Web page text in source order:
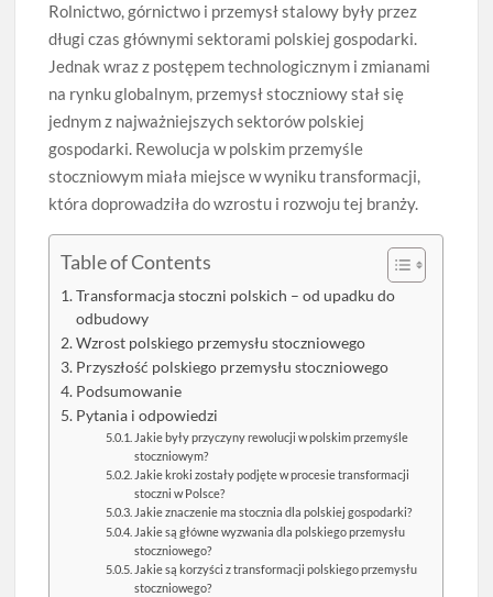
Rolnictwo, górnictwo i przemysł stalowy były przez
długi czas głównymi sektorami polskiej gospodarki.
Jednak wraz z postępem technologicznym i zmianami
na rynku globalnym, przemysł stoczniowy stał się
jednym z najważniejszych sektorów polskiej
gospodarki. Rewolucja w polskim przemyśle
stoczniowym miała miejsce w wyniku transformacji,
która doprowadziła do wzrostu i rozwoju tej branży.
Table of Contents
Transformacja stoczni polskich – od upadku do
odbudowy
Wzrost polskiego przemysłu stoczniowego
Przyszłość polskiego przemysłu stoczniowego
Podsumowanie
Pytania i odpowiedzi
Jakie były przyczyny rewolucji w polskim przemyśle
stoczniowym?
Jakie kroki zostały podjęte w procesie transformacji
stoczni w Polsce?
Jakie znaczenie ma stocznia dla polskiej gospodarki?
Jakie są główne wyzwania dla polskiego przemysłu
stoczniowego?
Jakie są korzyści z transformacji polskiego przemysłu
stoczniowego?